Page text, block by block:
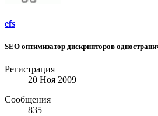
efs
SEO оптимизатор дискрипторов
Регистрация
20 Ноя 2009
Сообщения
835